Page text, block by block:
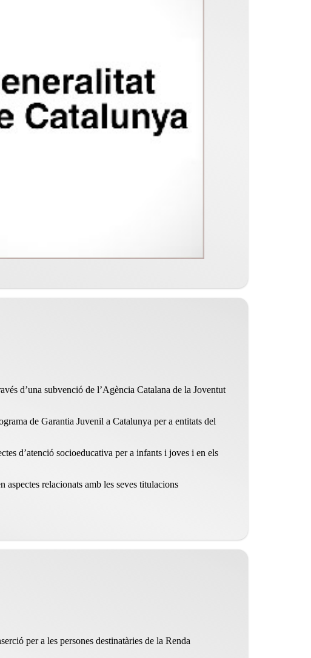
d’una subvenció de l’Agència Catalana de la Joventut
de Garantia Juvenil a Catalunya per a entitats del
d’atenció socioeducativa per a infants i joves i en els
relacionats amb les seves titulacions
per a les persones destinatàries de la Renda